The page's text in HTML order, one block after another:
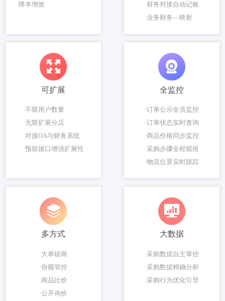
·降本增效
·财务对接自动记账
·业务财务—映射
可扩展
·不限用户数量
·无限扩展分店
·对接OA与财务系统
·预留接口增强扩展性
全监控
·订单公示全员监控
·订单状态实时查询
·商品价格同步监控
·采购步骤全程留痕
·物流位置实时跟踪
多方式
·大单磋商
·份额管控
·商品比价
·公开询价
大数据
·采购数据自主掌控
·采购数据精确分析
·采购行为优化引导